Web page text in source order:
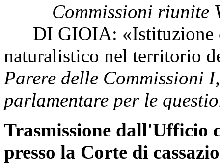
Commissioni riunite
DI GIOIA: «Istituzione
naturalistico nel territorio
Parere delle Commissioni
parlamentare per le
Trasmissione dall'Ufficio
presso la Corte di